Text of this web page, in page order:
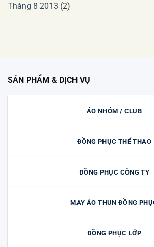
Tháng 8 2013 (2)
SẢN PHẨM & DỊCH VỤ
ÁO NHÓM / CLUB
ĐỒNG PHỤC THỂ THAO
ĐỒNG PHỤC CÔNG TY
MAY ÁO THUN ĐỒNG
ĐỒNG PHỤC LỚP